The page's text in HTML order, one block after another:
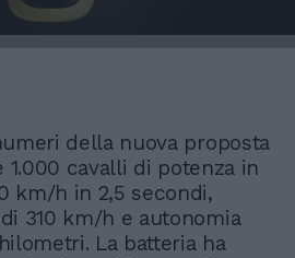
della nuova proposta
cavalli di potenza in
km/h in 2,5 secondi,
310 km/h e autonomia
La batteria ha